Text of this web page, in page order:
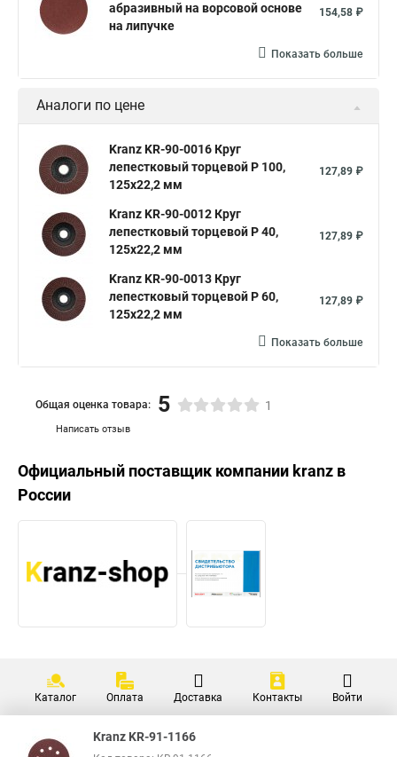
абразивный на ворсовой основе
на липучке
154,58 ₽
Показать больше
Аналоги по цене
Kranz KR-90-0016 Круг
лепестковый торцевой P 100,
125х22,2 мм
127,89 ₽
Kranz KR-90-0012 Круг
лепестковый торцевой P 40,
125х22,2 мм
127,89 ₽
Kranz KR-90-0013 Круг
лепестковый торцевой P 60,
125х22,2 мм
127,89 ₽
Показать больше
Написать отзыв
Общая оценка товара: 5 1
Официальный поставщик компании kranz в
России
Каталог Оплата Доставка Контакты Войти
Kranz KR-91-1166